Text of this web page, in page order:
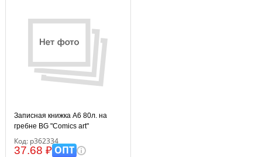
Записная книжка А6 80л. на
гребне BG "Comics art"
Код: р362334
37.68 ₽ОПТ